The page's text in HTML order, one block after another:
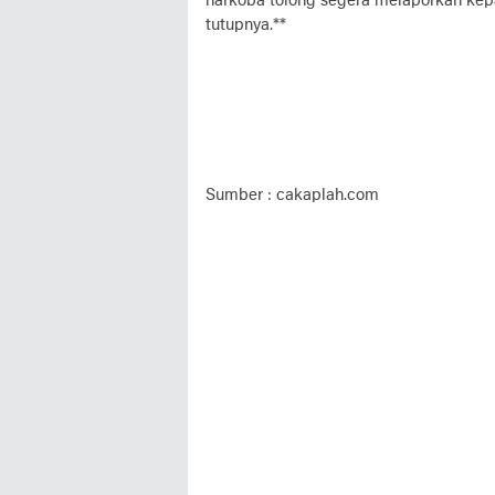
tutupnya.**
Sumber : cakaplah.com